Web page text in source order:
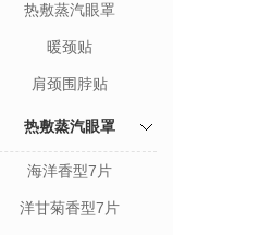
热敷蒸汽眼罩
暖颈贴
肩颈围脖贴
热敷蒸汽眼罩
海洋香型7片
洋甘菊香型7片